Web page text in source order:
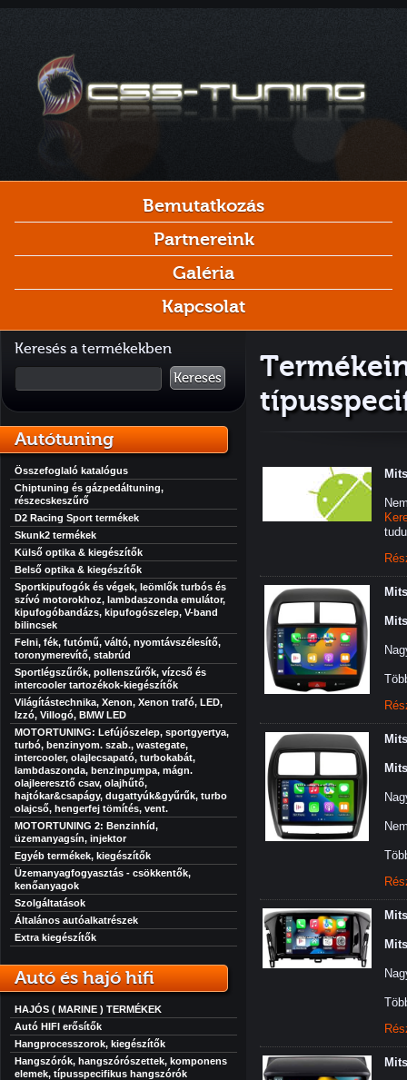
Bemutatkozás
Partnereink
Galéria
Kapcsolat
Keresés a termékekben
Keresés
Autótuning
Összefoglaló katalógus
Chiptuning és gázpedáltuning,
részecskeszűrő
D2 Racing Sport termékek
Skunk2 termékek
Külső optika & kiegészítők
Belső optika & kiegészítők
Sportkipufogók és végek, leömlők turbós és
szívó motorokhoz, lambdaszonda emulátor,
kipufogóbandázs, kipufogószelep, V-band
bilincsek
Felni, fék, futómű, váltó, nyomtávszélesítő,
toronymerevítő, stabrúd
Sportlégszűrők, pollenszűrők, vízcső és
intercooler tartozékok-kiegészítők
Világítástechnika, Xenon, Xenon trafó, LED,
Izzó, Villogó, BMW LED
MOTORTUNING: Lefújószelep, sportgyertya,
turbó, benzinyom. szab., wastegate,
intercooler, olajlecsapató, turbokabát,
lambdaszonda, benzinpumpa, mágn.
olajleeresztő csav, olajhűtő,
hajtókar&csapágy, dugattyúk&gyűrűk, turbo
olajcső, hengerfej tömítés, vent.
MOTORTUNING 2: Benzinhíd,
üzemanyagsín, injektor
Egyéb termékek, kiegészítők
Üzemanyagfogyasztás - csökkentők,
kenőanyagok
Szolgáltatások
Általános autóalkatrészek
Extra kiegészítők
Autó és hajó hifi
HAJÓS ( MARINE ) TERMÉKEK
Autó HIFI erősítők
Hangprocesszorok, kiegészítők
Hangszórók, hangszórószettek, komponens
elemek, típusspecifikus hangszórók